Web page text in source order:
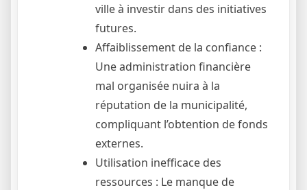
ville à investir dans des initiatives
futures.
Affaiblissement de la confiance :
Une administration financière
mal organisée nuira à la
réputation de la municipalité,
compliquant l’obtention de fonds
externes.
Utilisation inefficace des
ressources : Le manque de